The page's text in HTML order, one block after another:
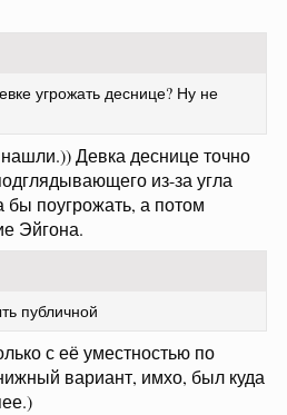
угрожать деснице? Ну не
Девка деснице точно
из-за угла
бы поугрожать, а потом
Эйгона.
публичной
с её уместностью по
вариант, имхо, был куда